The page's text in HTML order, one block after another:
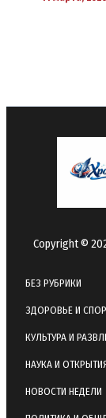
Copyright ©
БЕЗ РУБРИКИ
ЗДОРОВЬЕ И
КУЛЬТУРА И
НАУКА И
НОВОСТИ НЕДЕЛИ